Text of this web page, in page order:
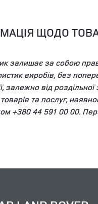
ЩОДО
залишає за собою
виробів, без
залежно від
товарів та послуг,
+380 44 591 00 00.